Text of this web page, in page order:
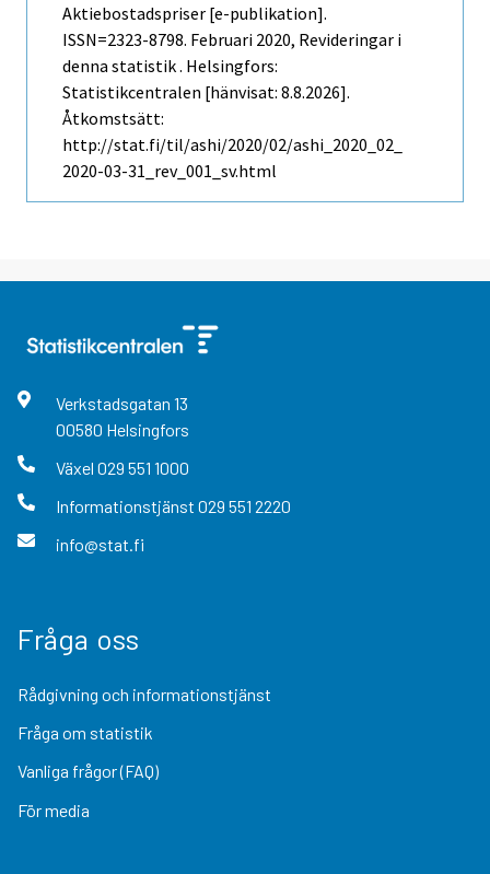
Aktiebostadspriser [e-publikation].
ISSN=2323-8798. Februari 2020, Revideringar i
denna statistik . Helsingfors:
Statistikcentralen [hänvisat: 8.8.2026].
Åtkomstsätt:
http://stat.fi/til/ashi/2020/02/ashi_2020_02_
2020-03-31_rev_001_sv.html
Verkstadsgatan 13
00580 Helsingfors
Växel 029 551 1000
Informationstjänst 029 551 2220
info@stat.fi
Fråga oss
Rådgivning och informationstjänst
Fråga om statistik
Vanliga frågor (FAQ)
För media